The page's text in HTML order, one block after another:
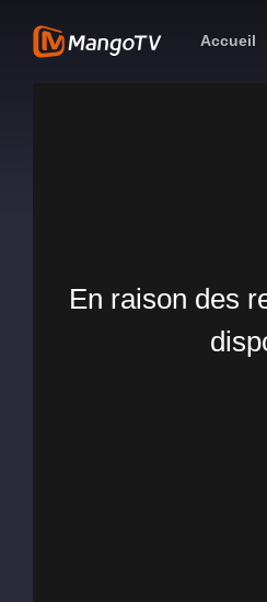
Accueil
En raison des